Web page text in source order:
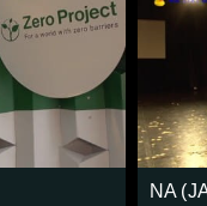
NA